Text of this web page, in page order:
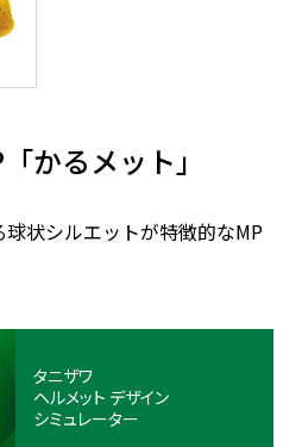
かるメット」
状シルエットが特徴的なMP
タニザワ
ヘルメット デザイン
シミュレーター